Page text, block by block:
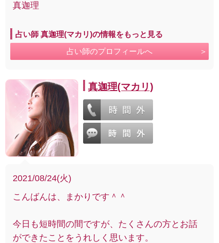
真迦理
占い師 真迦理(マカリ)の情報をもっと見る
占い師のプロフィールへ
真迦理(マカリ)
2021/08/24(火)
こんばんは、まかりです＾＾
今日も短時間の間ですが、たくさんの方とお話
ができたことをうれしく思います。